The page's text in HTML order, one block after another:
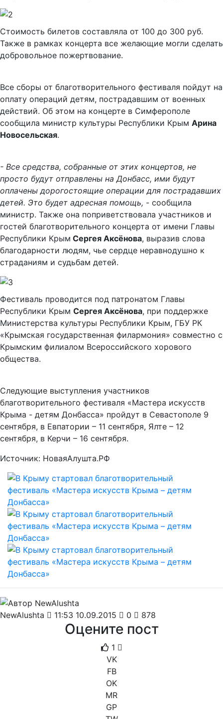
Стоимость билетов составляла от 100 до 300 руб.
Также в рамках концерта все желающие могли сделать
добровольное пожертвование.
Все сборы от благотворительного фестиваля пойдут на
оплату операций детям, пострадавшим от военных
действий. Об этом на концерте в Симферополе
сообщила министр культуры Республики Крым Арина
Новосельская.
- Все средства, собранные от этих концертов, не
просто будут отправлены на Донбасс, ими будут
оплачены дорогостоящие операции для пострадавших
детей. Это будет адресная помощь, - сообщила
министр. Также она поприветствовала участников и
гостей благотворительного концерта от имени Главы
Республики Крым Сергея Аксёнова, выразив слова
благодарности людям, чье сердце неравнодушно к
страданиям и судьбам детей.
Фестиваль проводится под патронатом Главы
Республики Крым Сергея Аксёнова, при поддержке
Министерства культуры Республики Крым, ГБУ РК
«Крымская государственная филармония» совместно с
Крымским филиалом Всероссийского хорового
общества.
Следующие выступления участников
благотворительного фестиваля «Мастера искусств
Крыма - детям Донбасса» пройдут в Севастополе 9
сентября, в Евпатории – 11 сентября, Ялте – 12
сентября, в Керчи – 16 сентября.
Источник: НоваяАлушта.РФ
NewAlushta 11:53 10.09.2015 0 878
Оцените пост
1
VK
FB
OK
MR
GP